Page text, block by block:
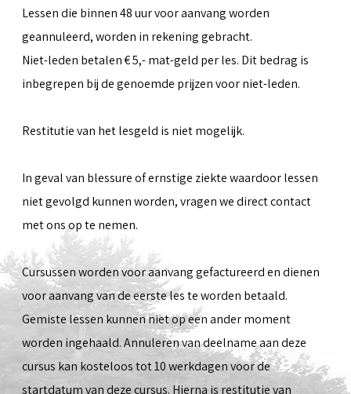
Lessen die binnen 48 uur voor aanvang worden
geannuleerd, worden in rekening gebracht.
Niet-leden betalen € 5,- mat-geld per les. Dit bedrag is
inbegrepen bij de genoemde prijzen voor niet-leden.
Restitutie van het lesgeld is niet mogelijk.
In geval van blessure of ernstige ziekte waardoor lessen
niet gevolgd kunnen worden, vragen we direct contact
met ons op te nemen.
Cursussen worden voor aanvang gefactureerd en dienen
voor aanvang van de eerste les te worden betaald.
Gemiste lessen kunnen niet op een ander moment
worden ingehaald. Annuleren van deelname aan deze
cursus kan kosteloos tot 10 werkdagen voor de
startdatum van deze cursus. Hierna is restitutie van